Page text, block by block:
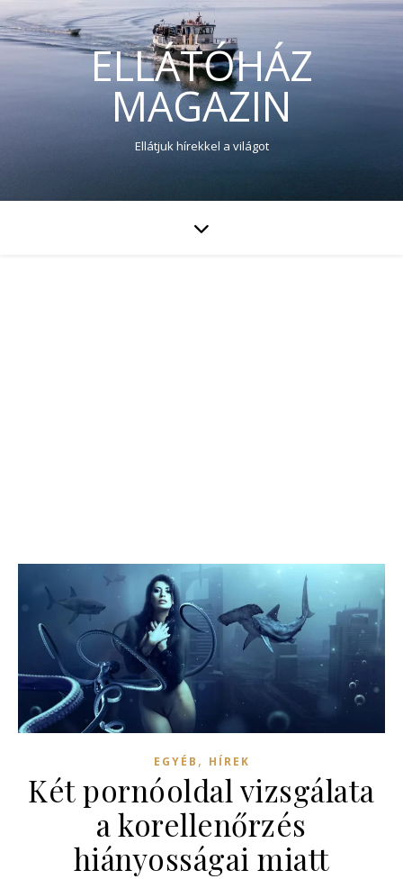
ELLÁTÓHÁZ
MAGAZIN
Ellátjuk hírekkel a világot
EGYÉB , HÍREK
Két pornóoldal vizsgálata
a korellenőrzés
hiányosságai miatt